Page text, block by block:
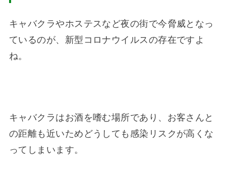
キャバクラやホステスなど夜の街で今脅威となっ
ているのが、新型コロナウイルスの存在ですよ
ね。
キャバクラはお酒を嗜む場所であり、お客さんと
の距離も近いためどうしても感染リスクが高くな
ってしまいます。